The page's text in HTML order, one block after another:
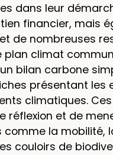
dans leur
financier, mais
de nombreuses
climat
bilan carbone
présentant les
climatiques.
réflexion et de
la mobilité,
couloirs de